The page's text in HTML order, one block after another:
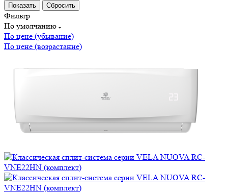
Сбросить
Фильтр
По умолчанию
По цене (убывание)
По цене (возрастание)